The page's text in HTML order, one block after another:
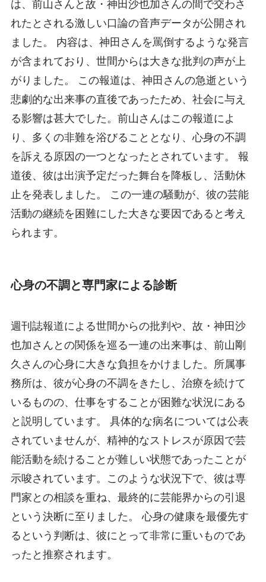
は、前山さんと故・神田沙也加さんの間で交わさ
れたとされる激しい口論の音声データが公開され
ました。 内容は、神田さんを罵倒するような発言
が含まれており、世間からは大きな批判の声が上
がりました。 この報道は、神田さんの急逝という
悲劇的な出来事の直後であったため、社会に与え
る影響は甚大でした。前山さんはこの報道によ
り、多くの非難を浴びることとなり、心身の不調
を訴える原因の一つとなったとされています。 報
道後、彼は出演予定だった舞台を降板し、活動休
止を発表しました。 この一連の騒動が、彼の芸能
活動の継続を困難にした大きな要因であると考え
られます。
心身の不調と専門家による診断
週刊誌報道による世間からの批判や、故・神田沙
也加さんとの関係を巡る一連の出来事は、前山剛
久さんの心身に大きな負担をかけました。所属事
務所は、彼が心身の不調をきたし、治療を続けて
いるものの、仕事をすることが困難な状況にある
と説明しています。 具体的な病名については公表
されていませんが、精神的なストレスが原因で芸
能活動を続けることが難しい状態であったことが
示唆されています。このような状況下で、彼は専
門家との相談を重ね、最終的に芸能界からの引退
という決断に至りました。 心身の健康を最優先す
るという判断は、彼にとって非常に重いものであ
ったと推察されます。